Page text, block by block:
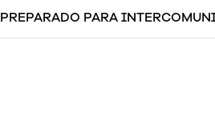
PREPARADO PARA